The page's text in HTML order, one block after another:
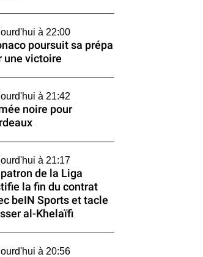
à 22:00
poursuit sa prépa
une victoire
à 21:42
noire pour
à 21:17
de la Liga
la fin du contrat
beIN Sports et tacle
al-Khelaïfi
à 20:56